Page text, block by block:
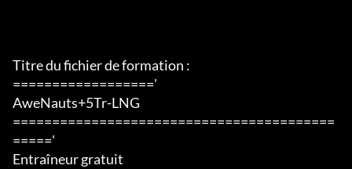
Titre du fichier de formation :
=================='
AweNauts+5Tr-LNG
=========================================
====='
Entraîneur gratuit